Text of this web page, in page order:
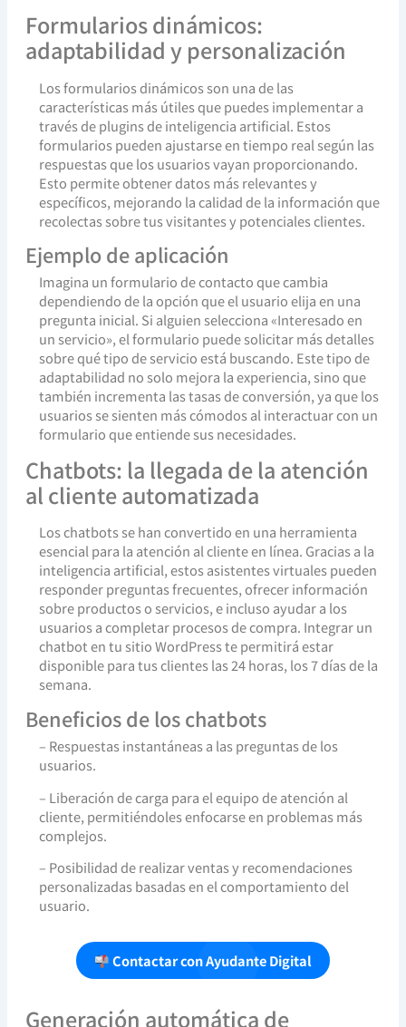
Formularios dinámicos:
adaptabilidad y personalización
Los formularios dinámicos son una de las
características más útiles que puedes implementar a
través de plugins de inteligencia artificial. Estos
formularios pueden ajustarse en tiempo real según las
respuestas que los usuarios vayan proporcionando.
Esto permite obtener datos más relevantes y
específicos, mejorando la calidad de la información que
recolectas sobre tus visitantes y potenciales clientes.
Ejemplo de aplicación
Imagina un formulario de contacto que cambia
dependiendo de la opción que el usuario elija en una
pregunta inicial. Si alguien selecciona «Interesado en
un servicio», el formulario puede solicitar más detalles
sobre qué tipo de servicio está buscando. Este tipo de
adaptabilidad no solo mejora la experiencia, sino que
también incrementa las tasas de conversión, ya que los
usuarios se sienten más cómodos al interactuar con un
formulario que entiende sus necesidades.
Chatbots: la llegada de la atención
al cliente automatizada
Los chatbots se han convertido en una herramienta
esencial para la atención al cliente en línea. Gracias a la
inteligencia artificial, estos asistentes virtuales pueden
responder preguntas frecuentes, ofrecer información
sobre productos o servicios, e incluso ayudar a los
usuarios a completar procesos de compra. Integrar un
chatbot en tu sitio WordPress te permitirá estar
disponible para tus clientes las 24 horas, los 7 días de la
semana.
Beneficios de los chatbots
– Respuestas instantáneas a las preguntas de los
usuarios.
– Liberación de carga para el equipo de atención al
cliente, permitiéndoles enfocarse en problemas más
complejos.
– Posibilidad de realizar ventas y recomendaciones
personalizadas basadas en el comportamiento del
usuario.
Contactar con Ayudante Digital
Generación automática de